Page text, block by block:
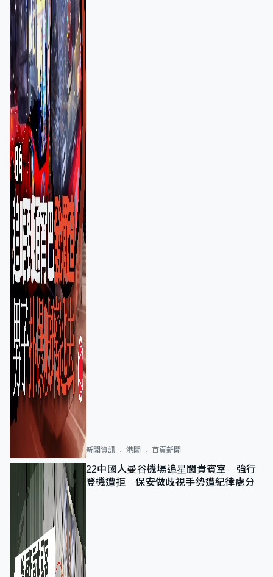
新聞資訊 港聞 首頁新聞
22中國人曼谷機場追星闖貴賓室 強行
登機遭拒 保安做歧視手勢遭紀律處分